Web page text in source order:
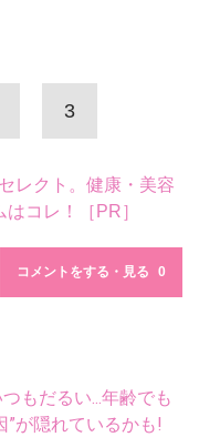
3
レクト。健康・美容
コレ！［PR］
コメントをする・見る
もだるい...年齢でも
”が隠れているかも!